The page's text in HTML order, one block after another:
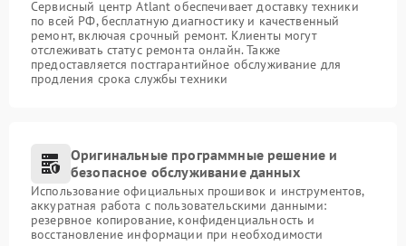
Сервисный центр Atlant обеспечивает доставку техники
по всей РФ, бесплатную диагностику и качественный
ремонт, включая срочный ремонт. Клиенты могут
отслеживать статус ремонта онлайн. Также
предоставляется постгарантийное обслуживание для
продления срока службы техники
Оригинальные программные решение и
безопасное обслуживание данных
Использование официальных прошивок и инструментов,
аккуратная работа с пользовательскими данными:
резервное копирование, конфиденциальность и
восстановление информации при необходимости